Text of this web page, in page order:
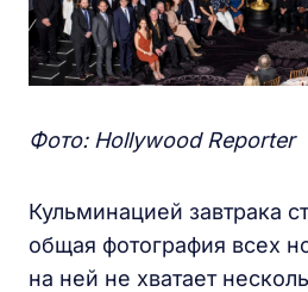
Фото: Hollywood Reporter
Кульминацией завтрака
общая фотография всех
на ней не хватает